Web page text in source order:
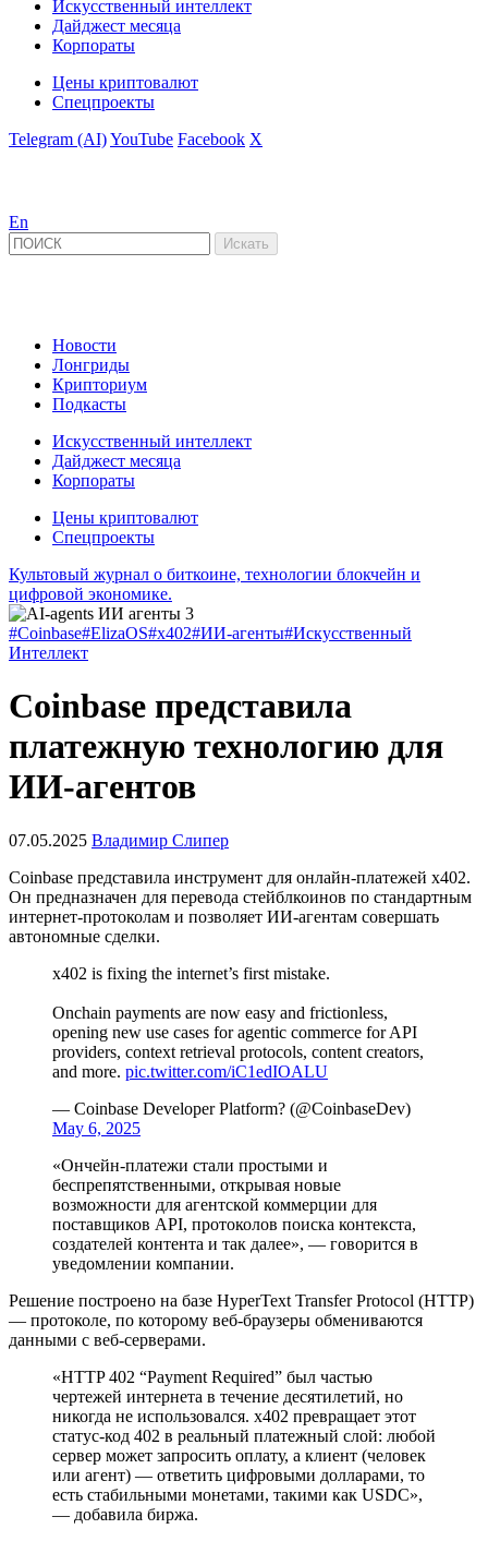
Искусственный интеллект
Дайджест месяца
Корпораты
Цены криптовалют
Спецпроекты
Telegram (AI)YouTube Facebook X
En
Новости
Лонгриды
Крипториум
Подкасты
Искусственный интеллект
Дайджест месяца
Корпораты
Цены криптовалют
Спецпроекты
Культовый журнал о биткоине, технологии блокчейн и
цифровой экономике.
#Coinbase#ElizaOS#x402#ИИ-агенты#Искусственный
Интеллект
Coinbase представила
платежную технологию для
ИИ-агентов
07.05.2025 Владимир Слипер
Coinbase представила инструмент для онлайн-платежей x402.
Он предназначен для перевода стейблкоинов по стандартным
интернет-протоколам и позволяет ИИ-агентам совершать
автономные сделки.
x402 is fixing the internet’s first mistake.
Onchain payments are now easy and frictionless,
opening new use cases for agentic commerce for API
providers, context retrieval protocols, content creators,
and more. pic.twitter.com/iC1edIOALU
— Coinbase Developer Platform?️ (@CoinbaseDev)
May 6, 2025
«Ончейн-платежи стали простыми и
беспрепятственными, открывая новые
возможности для агентской коммерции для
поставщиков API, протоколов поиска контекста,
создателей контента и так далее», — говорится в
уведомлении компании.
Решение построено на базе HyperText Transfer Protocol (HTTP)
— протоколе, по которому веб-браузеры обмениваются
данными с веб-серверами.
«HTTP 402 “Payment Required” был частью
чертежей интернета в течение десятилетий, но
никогда не использовался. x402 превращает этот
статус-код 402 в реальный платежный слой: любой
сервер может запросить оплату, а клиент (человек
или агент) — ответить цифровыми долларами, то
есть стабильными монетами, такими как USDC»,
— добавила биржа.